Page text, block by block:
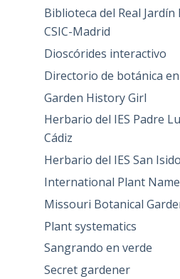
Biblioteca del Real
CSIC-Madrid
Dioscórides interactivo
Directorio de botánica
Garden History Girl
Herbario del IES Padre
Cádiz
Herbario del IES San
International Plant
Missouri Botanical
Plant systematics
Sangrando en verde
Secret gardener